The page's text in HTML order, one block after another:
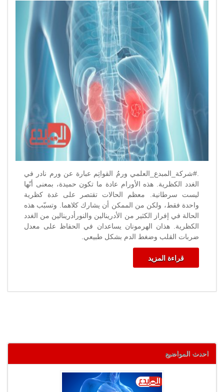
القواتم،
الأسباب،
الأعراض
والعلاج
مغلقة
.#شركة_المبدع_العلمي ورمُ القواتِم عبارة عن ورم نادر في
الغدد الكظرية. هذه الأورام عادة ما تكون حميدة، بمعنى أنّها
ليست سرطانية. معظم الحالات تقتصر على غدة كظرية
واحدة فقط، ولكن من الممكن أن يشارك كلاهما. وتسبّب هذه
الحالة في إفراز الكثير من الأدرينالين والنورأدرينالين من الغدد
الكظرية. هذان الهرمونان يساعدان في الحفاظ على معدل
ضربات القلب وضغط الدم بشكل طبيعي.
قراءة المزيد
احدث المواضيع